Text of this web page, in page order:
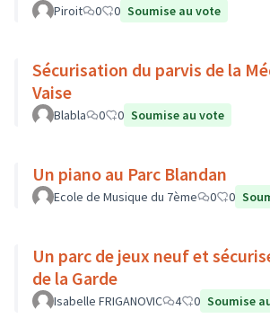
Piroit 0 0 Soumise au vote
Sécurisation du parvis de la
Vaise
Blabla 0 0 Soumise au vote
Un piano au Parc Blandan
Ecole de Musique du 7ème 0 0
Un parc de jeux neuf et
de la Garde
Isabelle FRIGANOVIC 4 0 Soumise